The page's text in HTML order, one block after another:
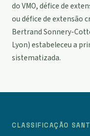
do VMO, défice de
ou défice de extensão
Bertrand Sonnery-
Lyon) estabeleceu a
sistematizada.
CLASSIFICAÇÃO